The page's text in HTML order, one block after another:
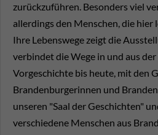
zurückzuführen. Besonders viel
allerdings den Menschen, die hier
Ihre Lebenswege zeigt die
verbindet die Wege in und aus
Vorgeschichte bis heute, mit den
Brandenburgerinnen und
unseren "Saal der Geschichten"
verschiedene Menschen aus